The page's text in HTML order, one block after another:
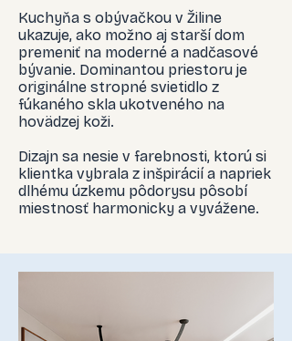
Kuchyňa s obývačkou v Žiline
ukazuje, ako možno aj starší dom
premeniť na moderné a nadčasové
bývanie. Dominantou priestoru je
originálne stropné svietidlo z
fúkaného skla ukotveného na
hovädzej koži.
Dizajn sa nesie v farebnosti, ktorú si
klientka vybrala z inšpirácií a napriek
dlhému úzkemu pôdorysu pôsobí
miestnosť harmonicky a vyvážene.